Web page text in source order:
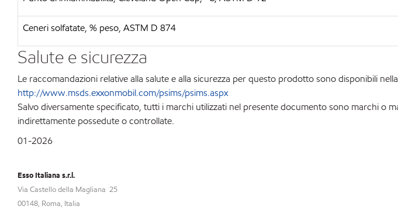
Ceneri solfatate, % peso, ASTM D 874
Salute e sicurezza
Le raccomandazioni relative alla salute e alla sicurezza per questo prodotto sono disponibili
http://www.msds.exxonmobil.com/psims/psims.aspx
Salvo diversamente specificato, tutti i marchi utilizzati nel presente documento sono marchi o
indirettamente possedute o controllate.
01-2026
Esso Italiana s.r.l.
Via Castello della Magliana 25
00148, Roma, Italia